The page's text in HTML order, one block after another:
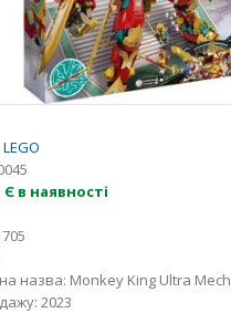
LEGO
Є в наявності
назва: Monkey King Ultra Mech
2023